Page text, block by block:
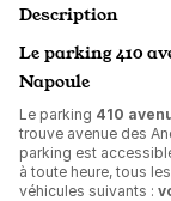
Description
Le parking 410
Napoule
Le parking 410
trouve avenue des
parking est
à toute heure, tous
véhicules suivants :